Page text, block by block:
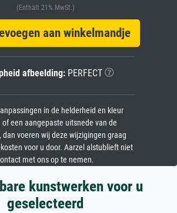
(Enthält 21% MwSt.)
aan winkelmandje
afbeelding:PERFECT
in de helderheid en kleur
of een aangepaste uitsnede van de
dan voeren wij deze wijzigingen graag
voor u door. Aarzel alstublieft niet
met ons op te nemen.
kunstwerken voor u
geselecteerd